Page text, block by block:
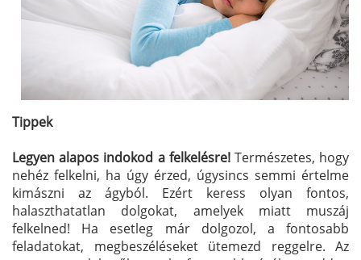
Tippek
Legyen alapos indokod a felkelésre!Természetes, hogy
nehéz felkelni, ha úgy érzed, úgysincs semmi értelme
kimászni az ágyból. Ezért keress olyan fontos,
halaszthatatlan dolgokat, amelyek miatt muszáj
felkelned! Ha esetleg már dolgozol, a fontosabb
feladatokat, megbeszéléseket ütemezd reggelre. Az